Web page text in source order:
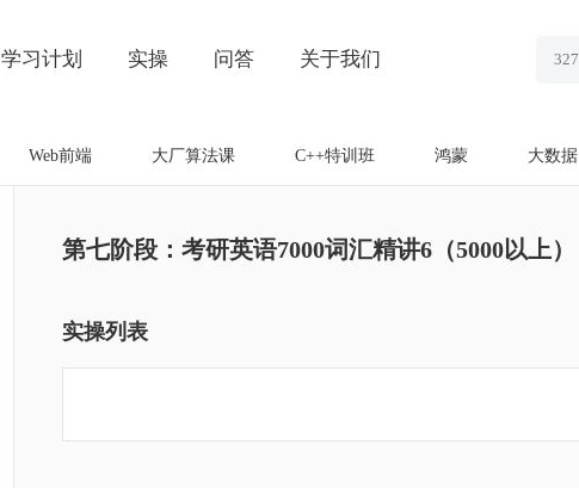
学习计划 实操 问答 关于我们
Web前端 大厂算法课 C++特训班 鸿蒙 大数据
第七阶段：考研英语7000词汇精讲6（5000以上）
实操列表